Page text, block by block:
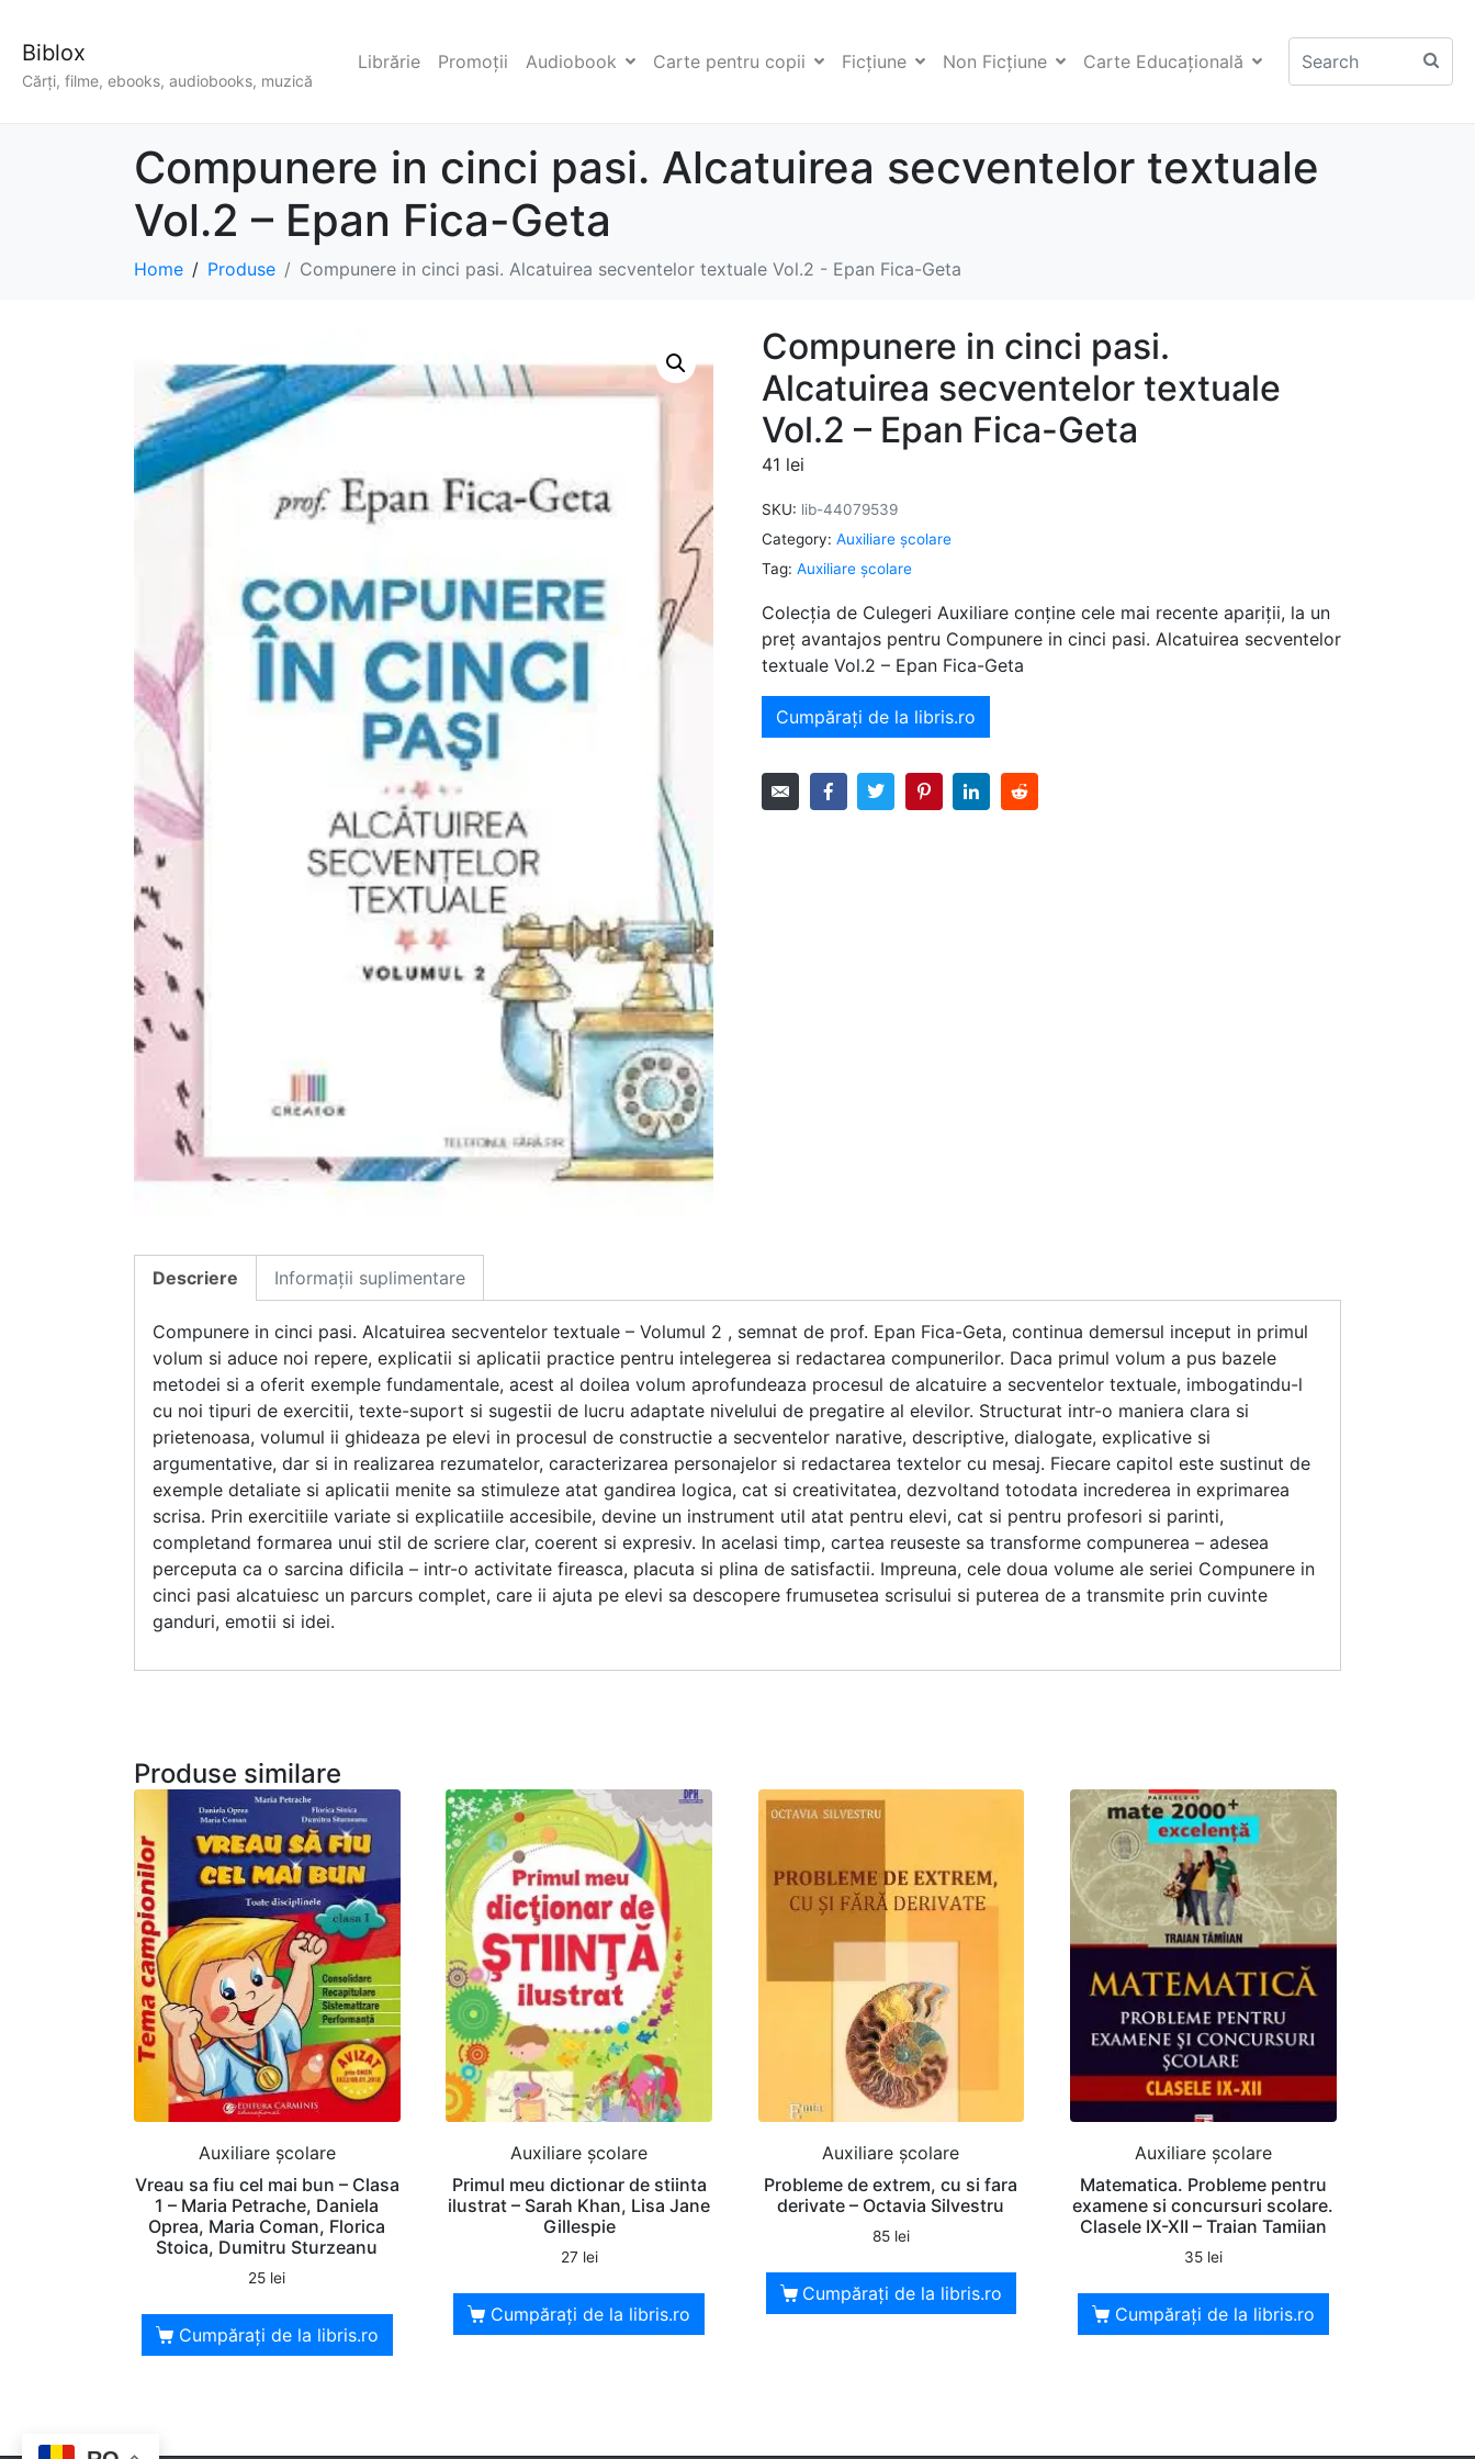
Biblox
Cărți, filme, ebooks, audiobooks, muzică
Librărie Promoții Audiobook Carte pentru copii Ficţiune Non Ficţiune Carte Educaţională
Compunere in cinci pasi. Alcatuirea secventelor textuale
Vol.2 – Epan Fica-Geta
Home Produse Compunere in cinci pasi. Alcatuirea secventelor textuale Vol.2 - Epan Fica-Geta
Compunere in cinci pasi.
Alcatuirea secventelor textuale
Vol.2 – Epan Fica-Geta
41 lei
SKU: lib-44079539
Category: Auxiliare şcolare
Tag: Auxiliare şcolare
Colecția de Culegeri Auxiliare conține cele mai recente apariții, la un
preț avantajos pentru Compunere in cinci pasi. Alcatuirea secventelor
textuale Vol.2 – Epan Fica-Geta
Cumpărați de la libris.ro
Descriere Informații suplimentare
Compunere in cinci pasi. Alcatuirea secventelor textuale – Volumul 2 , semnat de prof. Epan Fica-Geta, continua demersul inceput in primul
volum si aduce noi repere, explicatii si aplicatii practice pentru intelegerea si redactarea compunerilor. Daca primul volum a pus bazele
metodei si a oferit exemple fundamentale, acest al doilea volum aprofundeaza procesul de alcatuire a secventelor textuale, imbogatindu-l
cu noi tipuri de exercitii, texte-suport si sugestii de lucru adaptate nivelului de pregatire al elevilor. Structurat intr-o maniera clara si
prietenoasa, volumul ii ghideaza pe elevi in procesul de constructie a secventelor narative, descriptive, dialogate, explicative si
argumentative, dar si in realizarea rezumatelor, caracterizarea personajelor si redactarea textelor cu mesaj. Fiecare capitol este sustinut de
exemple detaliate si aplicatii menite sa stimuleze atat gandirea logica, cat si creativitatea, dezvoltand totodata increderea in exprimarea
scrisa. Prin exercitiile variate si explicatiile accesibile, devine un instrument util atat pentru elevi, cat si pentru profesori si parinti,
completand formarea unui stil de scriere clar, coerent si expresiv. In acelasi timp, cartea reuseste sa transforme compunerea – adesea
perceputa ca o sarcina dificila – intr-o activitate fireasca, placuta si plina de satisfactii. Impreuna, cele doua volume ale seriei Compunere in
cinci pasi alcatuiesc un parcurs complet, care ii ajuta pe elevi sa descopere frumusetea scrisului si puterea de a transmite prin cuvinte
ganduri, emotii si idei.
Produse similare
Auxiliare şcolare
Vreau sa fiu cel mai bun – Clasa
1 – Maria Petrache, Daniela
Oprea, Maria Coman, Florica
Stoica, Dumitru Sturzeanu
25 lei
Cumpărați de la libris.ro
Auxiliare şcolare
Primul meu dictionar de stiinta
ilustrat – Sarah Khan, Lisa Jane
Gillespie
27 lei
Cumpărați de la libris.ro
Auxiliare şcolare
Probleme de extrem, cu si fara
derivate – Octavia Silvestru
85 lei
Cumpărați de la libris.ro
Auxiliare şcolare
Matematica. Probleme pentru
examene si concursuri scolare.
Clasele IX-XII – Traian Tamiian
35 lei
Cumpărați de la libris.ro